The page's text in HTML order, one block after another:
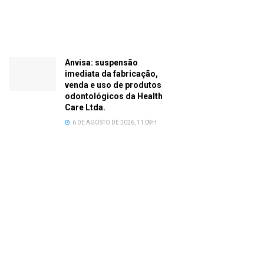
Anvisa: suspensão
imediata da fabricação,
venda e uso de produtos
odontológicos da Health
Care Ltda.
6 DE AGOSTO DE 2026, 11:09H